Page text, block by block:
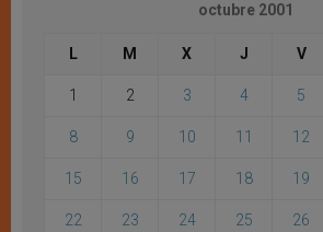
octubre 2001
L M X J V
1 2 3 4 5
8 9 10 11 12
15 16 17 18 19
22 23 24 25 26